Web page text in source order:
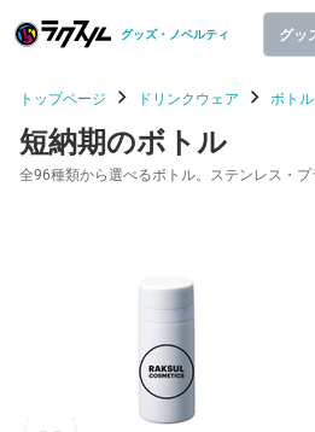
グッズ・ノベルティ グッ
トップページ ドリンクウェア ボトル
短納期のボトル
全96種類から選べるボトル。ステンレス・